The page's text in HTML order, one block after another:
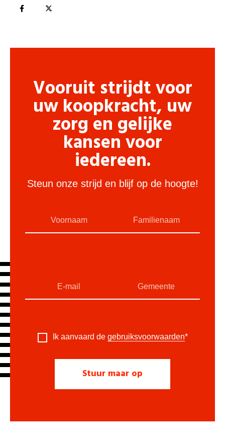
Vooruit strijdt voor
uw koopkracht, uw
zorg en gelijke
kansen voor
iedereen.
Steun onze strijd en blijf op de hoogte!
Ik aanvaard de gebruiksvoorwaarden*